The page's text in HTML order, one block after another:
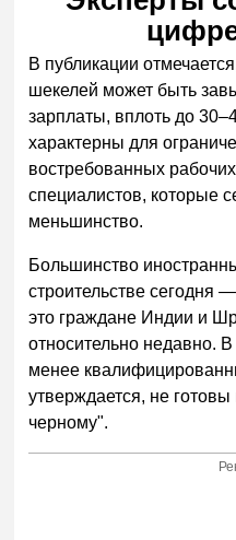
В публикации
шекелей может быть
зарплаты, вплоть до
характерны для
востребованных
специалистов, которые
меньшинство.
Большинство
строительстве сегодня
это граждане Индии и
относительно недавно.
менее
утверждается, не
черному".